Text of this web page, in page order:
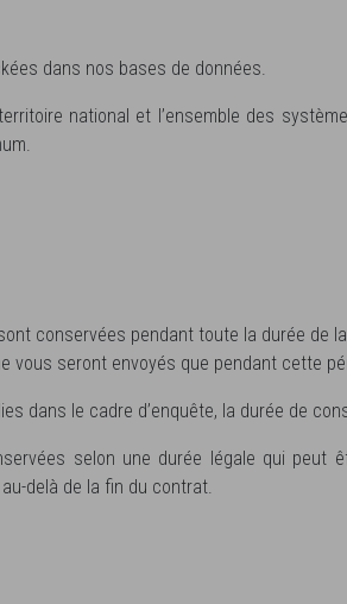
dans nos bases de données.
national et l’ensemble des
conservées pendant toute la durée de
vous seront envoyés que pendant cette
dans le cadre d’enquête, la durée de
selon une durée légale qui
delà de la fin du contrat.